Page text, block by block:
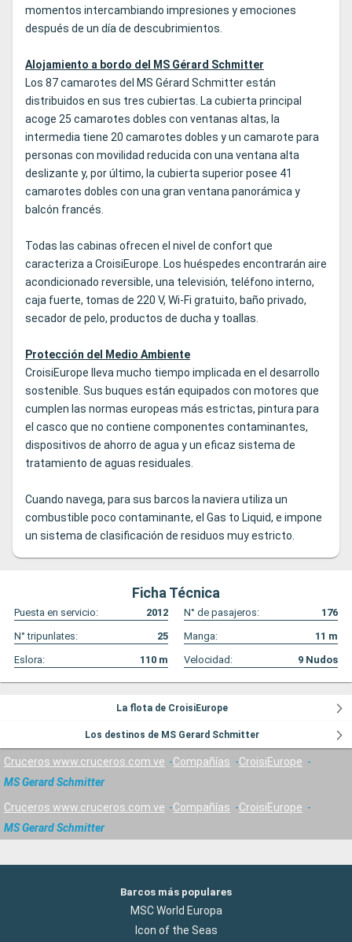
momentos intercambiando impresiones y emociones
después de un día de descubrimientos.
Alojamiento a bordo del MS Gérard Schmitter
Los 87 camarotes del MS Gérard Schmitter están
distribuidos en sus tres cubiertas. La cubierta principal
acoge 25 camarotes dobles con ventanas altas, la
intermedia tiene 20 camarotes dobles y un camarote para
personas con movilidad reducida con una ventana alta
deslizante y, por último, la cubierta superior posee 41
camarotes dobles con una gran ventana panorámica y
balcón francés.
Todas las cabinas ofrecen el nivel de confort que
caracteriza a CroisiEurope. Los huéspedes encontrarán aire
acondicionado reversible, una televisión, teléfono interno,
caja fuerte, tomas de 220 V, Wi-Fi gratuito, baño privado,
secador de pelo, productos de ducha y toallas.
Protección del Medio Ambiente
CroisiEurope lleva mucho tiempo implicada en el desarrollo
sostenible. Sus buques están equipados con motores que
cumplen las normas europeas más estrictas, pintura para
el casco que no contiene componentes contaminantes,
dispositivos de ahorro de agua y un eficaz sistema de
tratamiento de aguas residuales.
Cuando navega, para sus barcos la naviera utiliza un
combustible poco contaminante, el Gas to Liquid, e impone
un sistema de clasificación de residuos muy estricto.
Ficha Técnica
Puesta en servicio: 2012 N° de pasajeros:
176
N° tripunlates:
25 Manga: 11 m
Eslora:
110 m Velocidad: 9 Nudos
La flota de CroisiEurope
Los destinos de MS Gerard Schmitter
Cruceros www.cruceros.com.ve Compañías
CroisiEurope
MS Gerard Schmitter
Cruceros www.cruceros.com.ve Compañías
CroisiEurope
MS Gerard Schmitter
Barcos más populares
MSC World Europa
Icon of the Seas